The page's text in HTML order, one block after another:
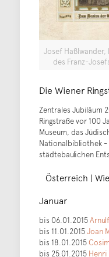
Josef
des Franz-
Die Wiener
Zentrales Jubiläum
Ringstraße vor 100
Museum, das
Nationalbibliothek
städtebaulichen
Österreich |
Januar
bis 06.01.2015
bis 11.01.2015Joan
bis 18.01.2015
bis 25.01.2015 Henri